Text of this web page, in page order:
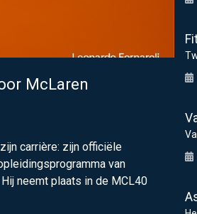
McLaren
carrière: zijn officiële
van
neemt plaats in de MCL40